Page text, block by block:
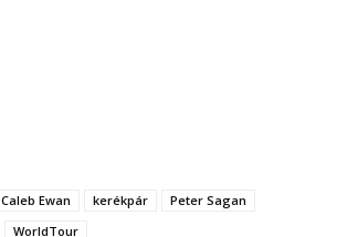
Caleb Ewan kerékpár
Peter Sagan
WorldTour